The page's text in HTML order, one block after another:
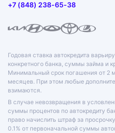
+7 (848) 238-65-38
Годовая ставка автокредита
конкретного банка, суммы займа и
Минимальный срок погашения от 2
месяцев. При этом любые
взимаются.
В случае невозвращения в
суммы процентов по автокредиту
право начислить штраф за
0.1% от первоначальной суммы